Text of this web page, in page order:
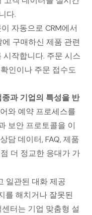
다.
자동으로 CRM에서
구매하신 제품 관련
작합니다. 주문 시스
인이나 주문 접수도
과 기업의 특성을 반
와 예약 프로세스를
보안 프로토콜을 이
담 데이터, FAQ, 제품
더 정교한 응대가 가
일관된 대화 제공
를 해치거나 잘못된
터는 기업 맞춤형 설